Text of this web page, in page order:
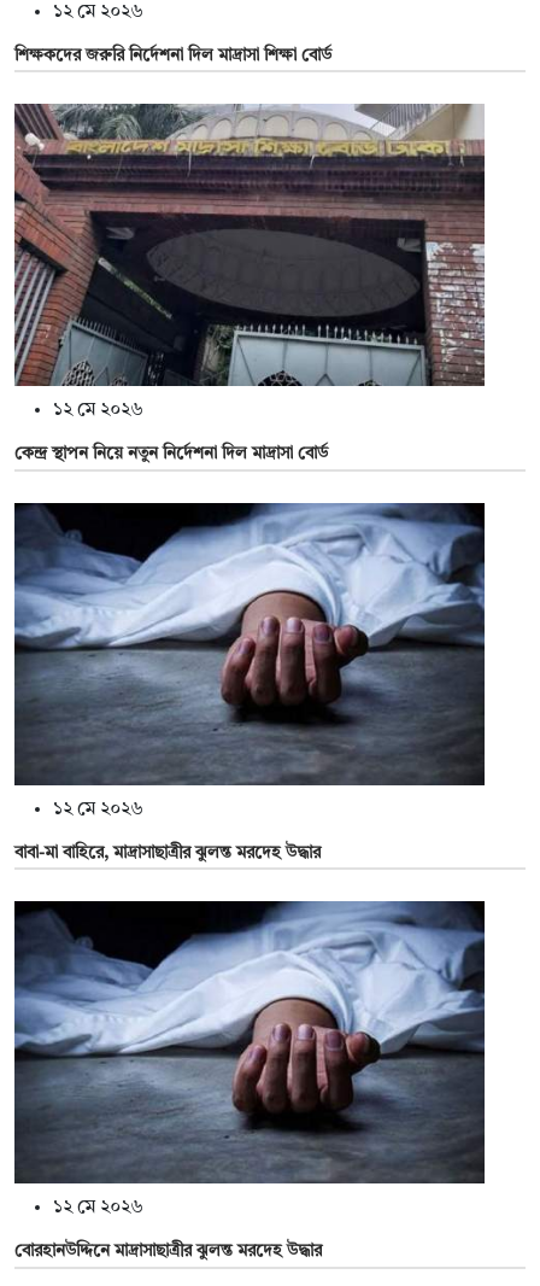
১২ মে ২০২৬
শিক্ষকদের জরুরি নির্দেশনা দিল মাদ্রাসা শিক্ষা বোর্ড
১২ মে ২০২৬
কেন্দ্র স্থাপন নিয়ে নতুন নির্দেশনা দিল মাদ্রাসা বোর্ড
১২ মে ২০২৬
বাবা-মা বাহিরে, মাদ্রাসাছাত্রীর ঝুলন্ত মরদেহ উদ্ধার
১২ মে ২০২৬
বোরহানউদ্দিনে মাদ্রাসাছাত্রীর ঝুলন্ত মরদেহ উদ্ধার